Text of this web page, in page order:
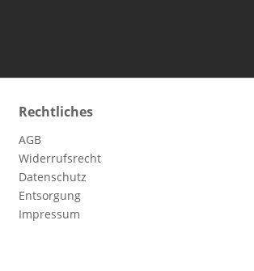
Rechtliches
AGB
Widerrufsrecht
Datenschutz
Entsorgung
Impressum